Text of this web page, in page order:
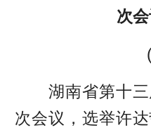
次
(
湖南省第十三
次会议，选举许